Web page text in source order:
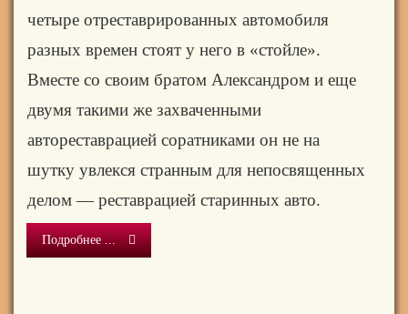
четыре отреставрированных автомобиля
разных времен стоят у него в «стойле».
Вместе со своим братом Александром и еще
двумя такими же захваченными
автореставрацией соратниками он не на
шутку увлекся стран­ным для непосвященных
делом — реставрацией ста­ринных авто.
Подробнее ...